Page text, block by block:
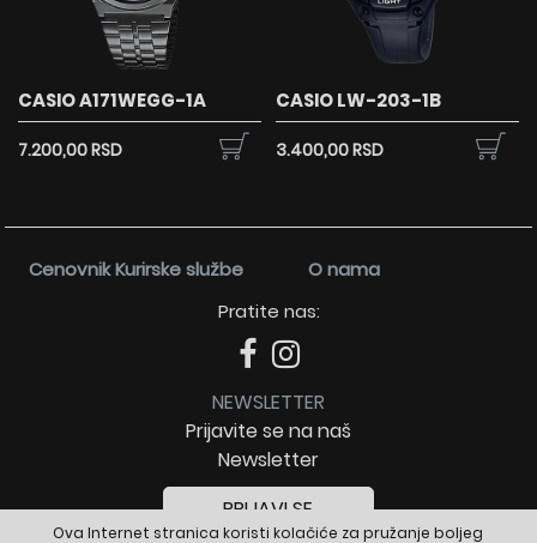
Ova Internet stranica koristi kolačiće za pružanje boljeg
CASIO A171WEGG-1A
7.200,00 RSD
CASIO LW-203-1B
3.400,00 RSD
Cenovnik Kurirske službe
O nama
Pratite nas:
NEWSLETTER
Prijavite se na naš
Newsletter
PRIJAVI SE